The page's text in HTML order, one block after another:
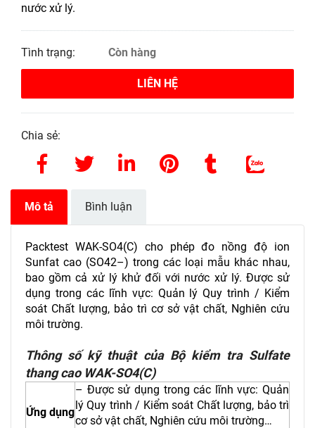
nước xử lý.
Tình trạng: Còn hàng
LIÊN HỆ
Chia sẻ:
Mô tả Bình luận
Packtest WAK-SO4(C) cho phép đo nồng độ ion
Sunfat cao (SO42–) trong các loại mẫu khác nhau,
bao gồm cả xử lý khử đối với nước xử lý. Được sử
dụng trong các lĩnh vực: Quản lý Quy trình / Kiểm
soát Chất lượng, bảo trì cơ sở vật chất, Nghiên cứu
môi trường.
Thông số kỹ thuật của Bộ kiểm tra Sulfate
thang cao WAK-SO4(C)
Ứng dụng
– Được sử dụng trong các lĩnh vực: Quản
lý Quy trình / Kiểm soát Chất lượng, bảo trì
cơ sở vật chất, Nghiên cứu môi trường…